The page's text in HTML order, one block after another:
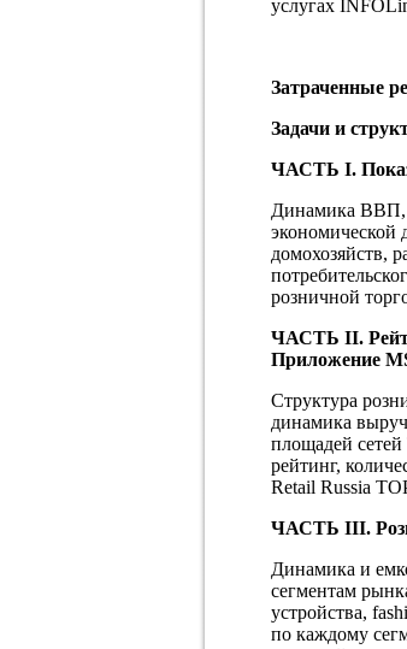
услугах
Затраченные
Задачи и
ЧАСТЬ I.
Динамика ВВП,
экономической
домохозяйств,
розничной
ЧАСТЬ II.
Приложение
Структура
динамика
площадей
рейтинг,
Retail Russia
ЧАСТЬ III.
Динамика и
сегментам
устройства,
по каждому